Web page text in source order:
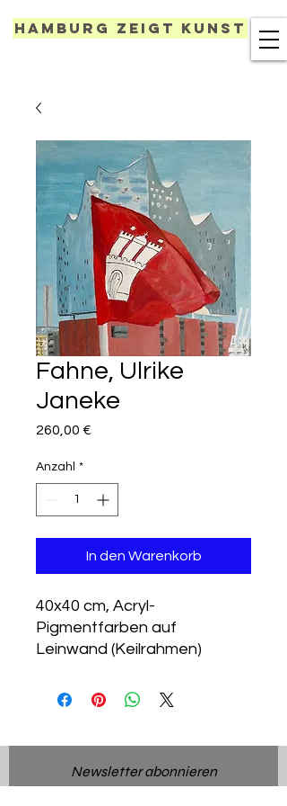
Hamburg zeigt Kunst
Fahne, Ulrike
Janeke
260,00 €
Anzahl *
In den Warenkorb
40x40 cm, Acryl-
Pigmentfarben auf
Leinwand (Keilrahmen)
Newsletter abonnieren